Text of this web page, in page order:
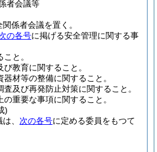
者会議等
係者会議を置く。
の各号に掲げる安全管理に関する事
と。
教育に関すること。
材等の整備に関すること。
及び再発防止対策に関すること。
重要な事項に関すること。
)
、 次の各号に定める委員をもつて